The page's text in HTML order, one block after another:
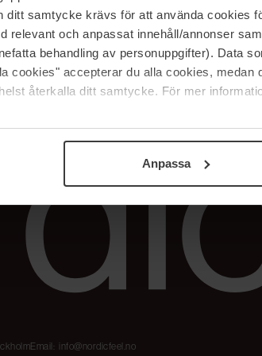
ditt samtycke krävs för att använda cookies
relevant och anpassat innehåll/annonser
behandling av personuppgifter). Data
cookies" accepterar du alla cookies, medan
återkalla ditt samtycke. För mer
Anpassa
The Beauty Edit
Jobb hos oss
Samarbeidspartner
Email: info@nordicfeel.no